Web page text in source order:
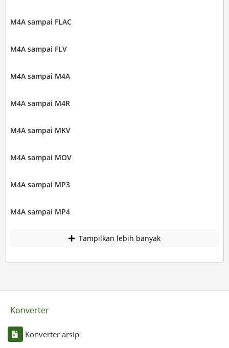
M4A sampai FLAC
M4A sampai FLV
M4A sampai M4A
M4A sampai M4R
M4A sampai MKV
M4A sampai MOV
M4A sampai MP3
M4A sampai MP4
Tampilkan lebih banyak
Konverter
Konverter arsip